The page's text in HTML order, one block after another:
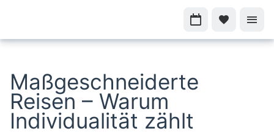
Maßgeschneiderte
Reisen – Warum
Individualität zählt